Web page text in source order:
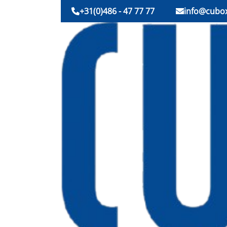
+31(0)486 - 47 77 77